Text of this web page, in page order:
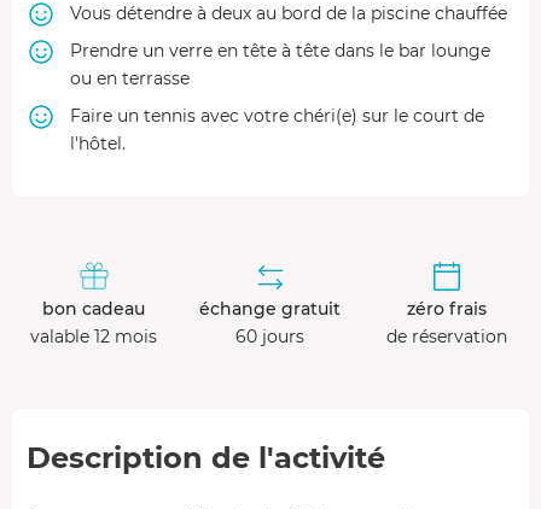
Vous détendre à deux au bord de la piscine chauffée
Prendre un verre en tête à tête dans le bar lounge
ou en terrasse
Faire un tennis avec votre chéri(e) sur le court de
l'hôtel.
bon cadeau
valable 12 mois
échange gratuit
60 jours
zéro frais
de réservation
Description de l'activité